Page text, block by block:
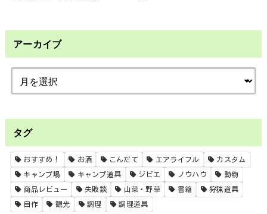
アーカイブ
タグ
おすすめ！ お酒 こんだて エアライフル カスタム
キャンプ場 キャンプ道具 ジビエ ノウハウ 動物
商品レビュー 失敗談 山菜・野草 書籍 狩猟道具
自作 観光 調理 調理道具